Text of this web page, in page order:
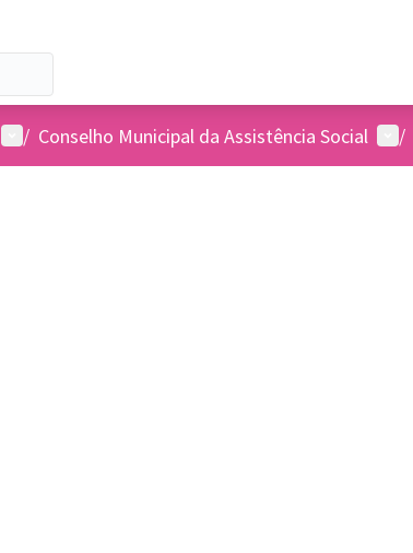
Menu de usuários
/ Conselho Municipal da Assistência Social /